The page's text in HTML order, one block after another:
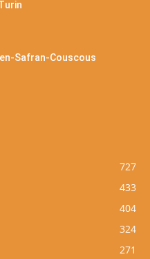
Safran-Couscous
727
433
404
324
271